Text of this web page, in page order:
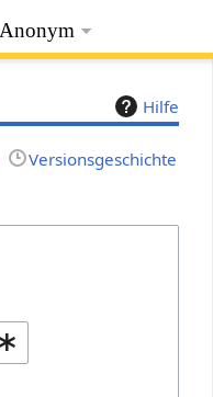
Anonym
Hilfe
Versionsgeschichte